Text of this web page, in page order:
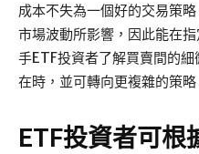
成本不失為一個好的交易策
市場波動所影響，因此能在
手ETF投資者了解買賣間的
在時，並可轉向更複雜的策略
ETF投資者可根